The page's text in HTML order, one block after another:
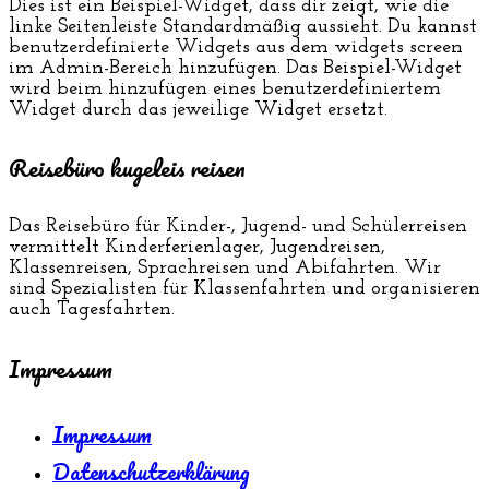
Dies ist ein Beispiel-Widget, dass dir zeigt, wie die
linke Seitenleiste Standardmäßig aussieht. Du kannst
benutzerdefinierte Widgets aus dem widgets screen
im Admin-Bereich hinzufügen. Das Beispiel-Widget
wird beim hinzufügen eines benutzerdefiniertem
Widget durch das jeweilige Widget ersetzt.
Reisebüro kugeleis reisen
Das Reisebüro für Kinder-, Jugend- und Schülerreisen
vermittelt Kinderferienlager, Jugendreisen,
Klassenreisen, Sprachreisen und Abifahrten. Wir
sind Spezialisten für Klassenfahrten und organisieren
auch Tagesfahrten.
Impressum
Impressum
Datenschutzerklärung